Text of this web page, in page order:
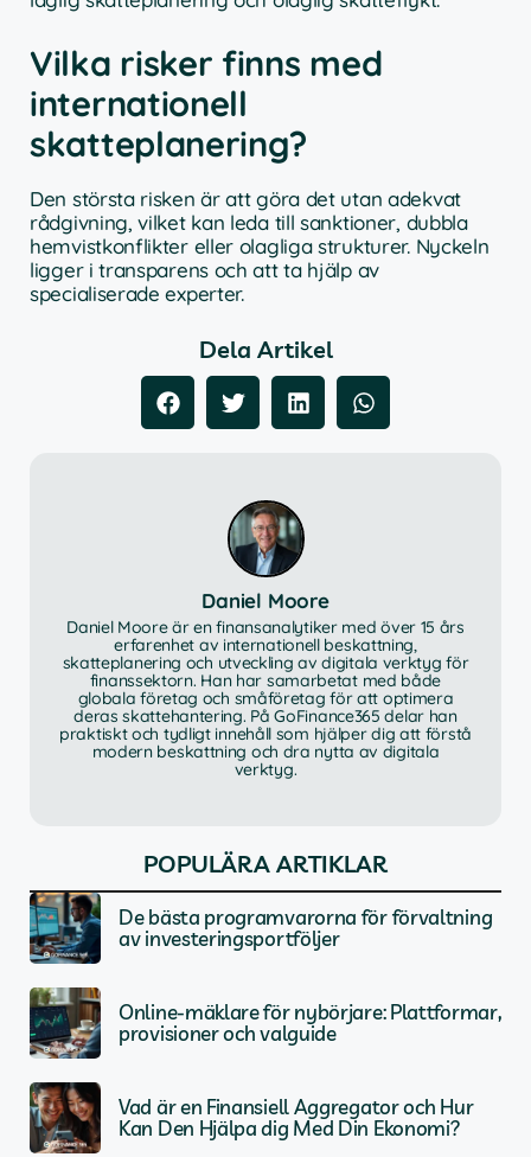
Vilka risker finns med
internationell
skatteplanering?
Den största risken är att göra det utan adekvat
rådgivning, vilket kan leda till sanktioner, dubbla
hemvistkonflikter eller olagliga strukturer. Nyckeln
ligger i transparens och att ta hjälp av
specialiserade experter.
Dela Artikel
Daniel Moore
Daniel Moore är en finansanalytiker med över 15 års
erfarenhet av internationell beskattning,
skatteplanering och utveckling av digitala verktyg för
finanssektorn. Han har samarbetat med både
globala företag och småföretag för att optimera
deras skattehantering. På GoFinance365 delar han
praktiskt och tydligt innehåll som hjälper dig att förstå
modern beskattning och dra nytta av digitala
verktyg.
POPULÄRA ARTIKLAR
De bästa programvarorna för förvaltning
av investeringsportföljer
Online-mäklare för nybörjare: Plattformar,
provisioner och valguide
Vad är en Finansiell Aggregator och Hur
Kan Den Hjälpa dig Med Din Ekonomi?